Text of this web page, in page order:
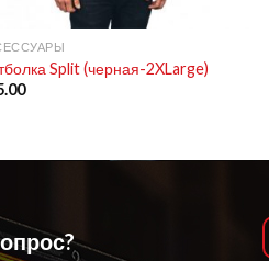
Split (черная-2XLarge)